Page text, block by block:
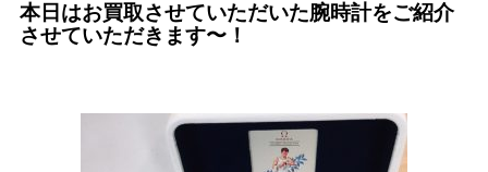
本日はお買取させていただいた腕時計をご紹介
させていただきます〜！